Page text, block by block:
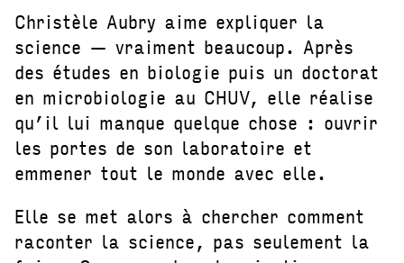
Christèle Aubry aime expliquer la
science — vraiment beaucoup. Après
des études en biologie puis un doctorat
en microbiologie au CHUV, elle réalise
qu’il lui manque quelque chose : ouvrir
les portes de son laboratoire et
emmener tout le monde avec elle.
Elle se met alors à chercher comment
raconter la science, pas seulement la